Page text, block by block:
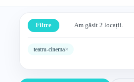
Filtre Am găsit 2 locații.
teatru-cinema×